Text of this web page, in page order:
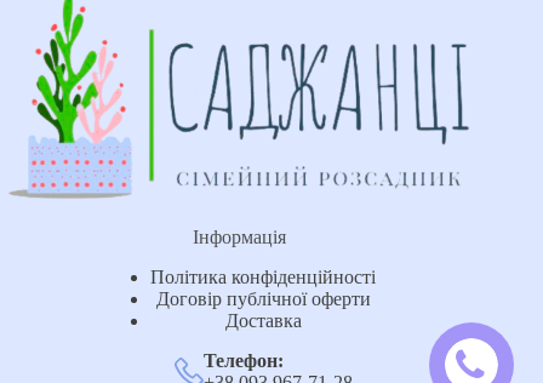
Інформація
Політика конфіденційності
Договір публічної оферти
Доставка
Телефон: